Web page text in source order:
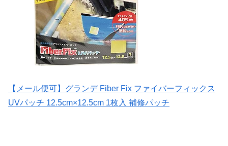
【メール便可】グランデ Fiber Fix ファイバーフィックス
UVパッチ 12.5cm×12.5cm 1枚入 補修パッチ